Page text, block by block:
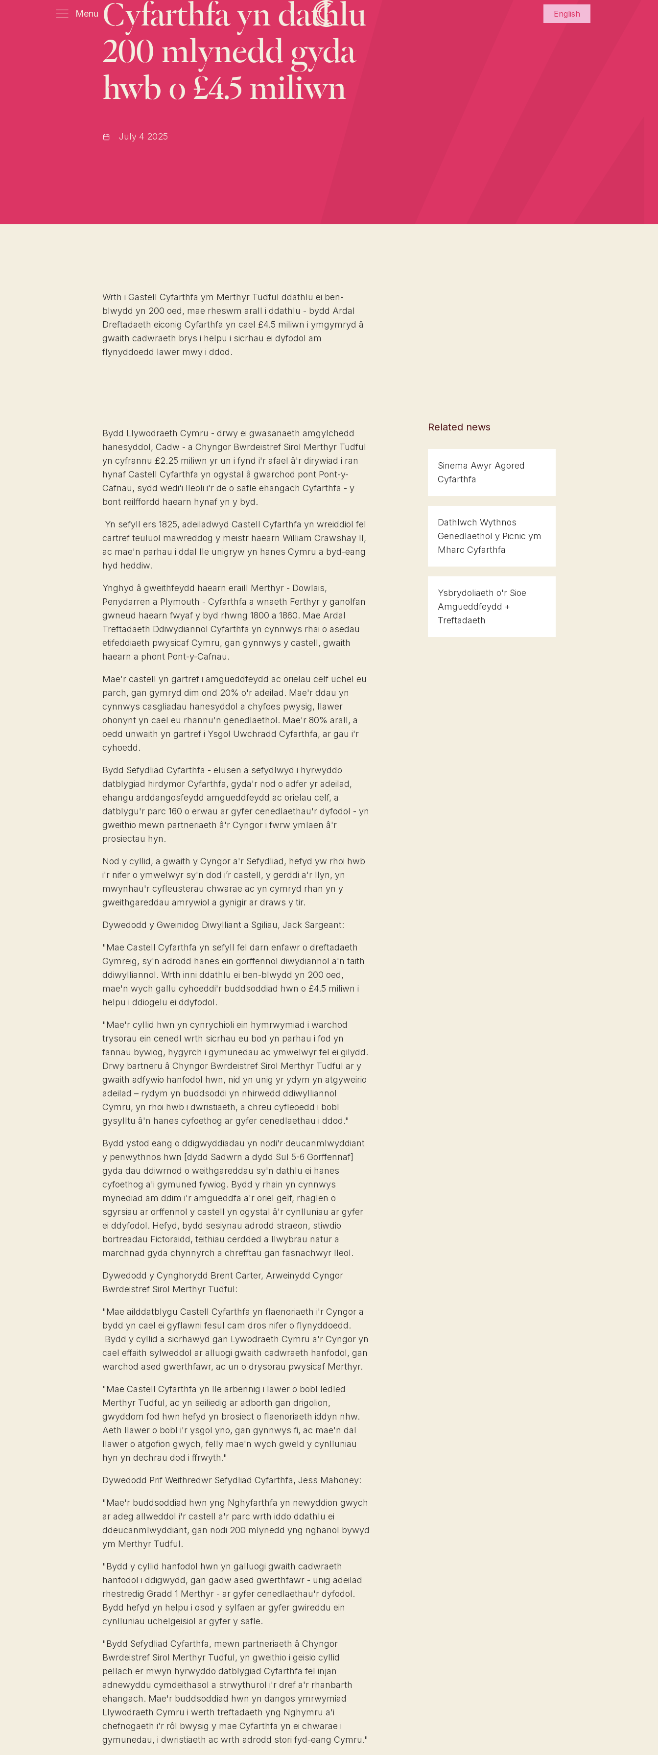
Menu English
Cyfarthfa yn dathlu
200 mlynedd gyda
hwb o £4.5 miliwn
July 4 2025
Wrth i Gastell Cyfarthfa ym Merthyr Tudful ddathlu ei ben-
blwydd yn 200 oed, mae rheswm arall i ddathlu - bydd Ardal
Dreftadaeth eiconig Cyfarthfa yn cael £4.5 miliwn i ymgymryd â
gwaith cadwraeth brys i helpu i sicrhau ei dyfodol am
flynyddoedd lawer mwy i ddod.
Bydd Llywodraeth Cymru - drwy ei gwasanaeth amgylchedd
hanesyddol, Cadw - a Chyngor Bwrdeistref Sirol Merthyr Tudful
yn cyfrannu £2.25 miliwn yr un i fynd i'r afael â'r dirywiad i ran
hynaf Castell Cyfarthfa yn ogystal â gwarchod pont Pont-y-
Cafnau, sydd wedi'i lleoli i'r de o safle ehangach Cyfarthfa - y
bont reilffordd haearn hynaf yn y byd.
Yn sefyll ers 1825, adeiladwyd Castell Cyfarthfa yn wreiddiol fel
cartref teuluol mawreddog y meistr haearn William Crawshay II,
ac mae'n parhau i ddal lle unigryw yn hanes Cymru a byd-eang
hyd heddiw.
Ynghyd â gweithfeydd haearn eraill Merthyr - Dowlais,
Penydarren a Plymouth - Cyfarthfa a wnaeth Ferthyr y ganolfan
gwneud haearn fwyaf y byd rhwng 1800 a 1860. Mae Ardal
Treftadaeth Ddiwydiannol Cyfarthfa yn cynnwys rhai o asedau
etifeddiaeth pwysicaf Cymru, gan gynnwys y castell, gwaith
haearn a phont Pont-y-Cafnau.
Mae'r castell yn gartref i amgueddfeydd ac orielau celf uchel eu
parch, gan gymryd dim ond 20% o'r adeilad. Mae'r ddau yn
cynnwys casgliadau hanesyddol a chyfoes pwysig, llawer
ohonynt yn cael eu rhannu'n genedlaethol. Mae'r 80% arall, a
oedd unwaith yn gartref i Ysgol Uwchradd Cyfarthfa, ar gau i'r
cyhoedd.
Bydd Sefydliad Cyfarthfa - elusen a sefydlwyd i hyrwyddo
datblygiad hirdymor Cyfarthfa, gyda'r nod o adfer yr adeilad,
ehangu arddangosfeydd amgueddfeydd ac orielau celf, a
datblygu'r parc 160 o erwau ar gyfer cenedlaethau'r dyfodol - yn
gweithio mewn partneriaeth â'r Cyngor i fwrw ymlaen â'r
prosiectau hyn.
Nod y cyllid, a gwaith y Cyngor a'r Sefydliad, hefyd yw rhoi hwb
i'r nifer o ymwelwyr sy'n dod i’r castell, y gerddi a'r llyn, yn
mwynhau'r cyfleusterau chwarae ac yn cymryd rhan yn y
gweithgareddau amrywiol a gynigir ar draws y tir.
Dywedodd y Gweinidog Diwylliant a Sgiliau, Jack Sargeant:
"Mae Castell Cyfarthfa yn sefyll fel darn enfawr o dreftadaeth
Gymreig, sy'n adrodd hanes ein gorffennol diwydiannol a'n taith
ddiwylliannol. Wrth inni ddathlu ei ben-blwydd yn 200 oed,
mae'n wych gallu cyhoeddi'r buddsoddiad hwn o £4.5 miliwn i
helpu i ddiogelu ei ddyfodol.
"Mae'r cyllid hwn yn cynrychioli ein hymrwymiad i warchod
trysorau ein cenedl wrth sicrhau eu bod yn parhau i fod yn
fannau bywiog, hygyrch i gymunedau ac ymwelwyr fel ei gilydd.
Drwy bartneru â Chyngor Bwrdeistref Sirol Merthyr Tudful ar y
gwaith adfywio hanfodol hwn, nid yn unig yr ydym yn atgyweirio
adeilad – rydym yn buddsoddi yn nhirwedd ddiwylliannol
Cymru, yn rhoi hwb i dwristiaeth, a chreu cyfleoedd i bobl
gysylltu â'n hanes cyfoethog ar gyfer cenedlaethau i ddod."
Bydd ystod eang o ddigwyddiadau yn nodi'r deucanmlwyddiant
y penwythnos hwn [dydd Sadwrn a dydd Sul 5-6 Gorffennaf]
gyda dau ddiwrnod o weithgareddau sy'n dathlu ei hanes
cyfoethog a'i gymuned fywiog. Bydd y rhain yn cynnwys
mynediad am ddim i'r amgueddfa a'r oriel gelf, rhaglen o
sgyrsiau ar orffennol y castell yn ogystal â'r cynlluniau ar gyfer
ei ddyfodol. Hefyd, bydd sesiynau adrodd straeon, stiwdio
bortreadau Fictoraidd, teithiau cerdded a llwybrau natur a
marchnad gyda chynnyrch a chrefftau gan fasnachwyr lleol.
Dywedodd y Cynghorydd Brent Carter, Arweinydd Cyngor
Bwrdeistref Sirol Merthyr Tudful:
"Mae ailddatblygu Castell Cyfarthfa yn flaenoriaeth i'r Cyngor a
bydd yn cael ei gyflawni fesul cam dros nifer o flynyddoedd.
Bydd y cyllid a sicrhawyd gan Lywodraeth Cymru a'r Cyngor yn
cael effaith sylweddol ar alluogi gwaith cadwraeth hanfodol, gan
warchod ased gwerthfawr, ac un o drysorau pwysicaf Merthyr.
"Mae Castell Cyfarthfa yn lle arbennig i lawer o bobl ledled
Merthyr Tudful, ac yn seiliedig ar adborth gan drigolion,
gwyddom fod hwn hefyd yn brosiect o flaenoriaeth iddyn nhw.
Aeth llawer o bobl i'r ysgol yno, gan gynnwys fi, ac mae'n dal
llawer o atgofion gwych, felly mae'n wych gweld y cynlluniau
hyn yn dechrau dod i ffrwyth."
Dywedodd Prif Weithredwr Sefydliad Cyfarthfa, Jess Mahoney:
"Mae'r buddsoddiad hwn yng Nghyfarthfa yn newyddion gwych
ar adeg allweddol i'r castell a'r parc wrth iddo ddathlu ei
ddeucanmlwyddiant, gan nodi 200 mlynedd yng nghanol bywyd
ym Merthyr Tudful.
"Bydd y cyllid hanfodol hwn yn galluogi gwaith cadwraeth
hanfodol i ddigwydd, gan gadw ased gwerthfawr - unig adeilad
rhestredig Gradd 1 Merthyr - ar gyfer cenedlaethau'r dyfodol.
Bydd hefyd yn helpu i osod y sylfaen ar gyfer gwireddu ein
cynlluniau uchelgeisiol ar gyfer y safle.
"Bydd Sefydliad Cyfarthfa, mewn partneriaeth â Chyngor
Bwrdeistref Sirol Merthyr Tudful, yn gweithio i geisio cyllid
pellach er mwyn hyrwyddo datblygiad Cyfarthfa fel injan
adnewyddu cymdeithasol a strwythurol i'r dref a'r rhanbarth
ehangach. Mae'r buddsoddiad hwn yn dangos ymrwymiad
Llywodraeth Cymru i werth treftadaeth yng Nghymru a'i
chefnogaeth i'r rôl bwysig y mae Cyfarthfa yn ei chwarae i
gymunedau, i dwristiaeth ac wrth adrodd stori fyd-eang Cymru."
Related news
Sinema Awyr Agored
Cyfarthfa
Dathlwch Wythnos
Genedlaethol y Picnic ym
Mharc Cyfarthfa
Ysbrydoliaeth o'r Sioe
Amgueddfeydd +
Treftadaeth